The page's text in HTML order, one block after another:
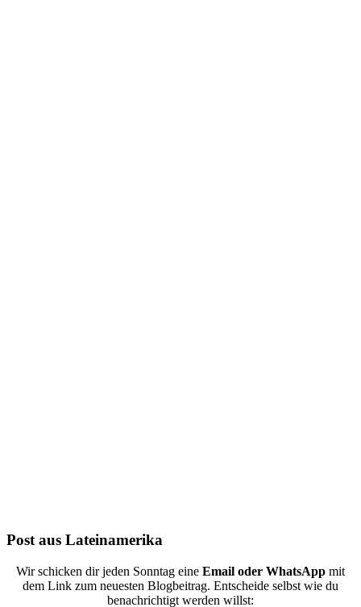
Post aus Lateinamerika
Wir schicken dir jeden Sonntag eine Email oder WhatsApp mit
dem Link zum neuesten Blogbeitrag. Entscheide selbst wie du
benachrichtigt werden willst: